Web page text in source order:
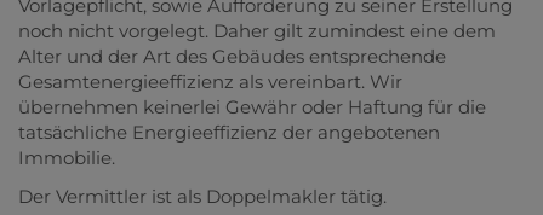
Vorlagepflicht, sowie Aufforderung zu seiner Erstellung
noch nicht vorgelegt. Daher gilt zumindest eine dem
Alter und der Art des Gebäudes entsprechende
Gesamtenergieeffizienz als vereinbart. Wir
übernehmen keinerlei Gewähr oder Haftung für die
tatsächliche Energieeffizienz der angebotenen
Immobilie.
Der Vermittler ist als Doppelmakler tätig.